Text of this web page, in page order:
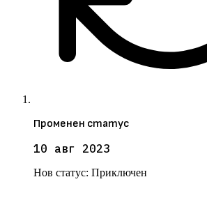
Променен статус
10 авг 2023
Нов статус: Приключен